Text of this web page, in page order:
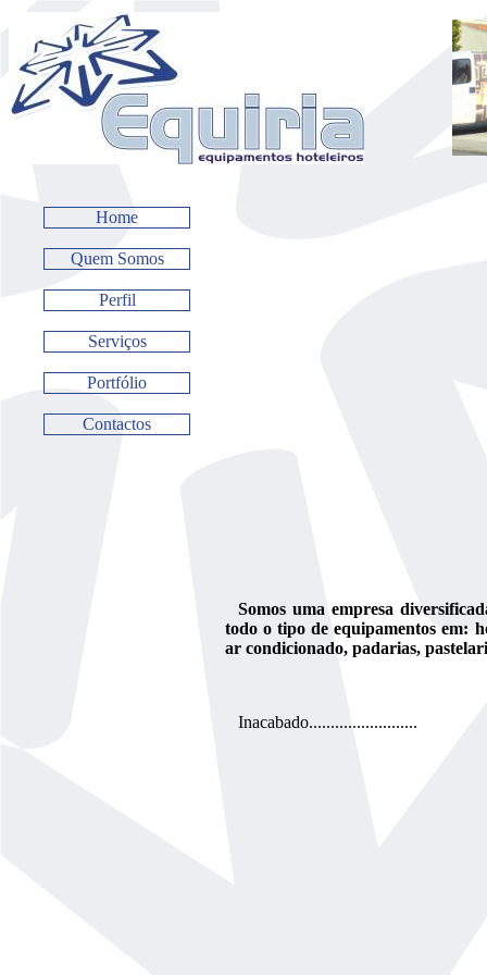
Home
Quem Somos
Perfil
Serviços
Portfólio
Contactos
Somos uma empresa
todo o tipo de equipamentos em:
ar condicionado, padarias,
Inacabado.........................